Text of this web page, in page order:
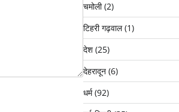
चमोली(2)
टिहरी गढ़वाल(1)
देश(25)
देहरादून(6)
धर्म(92)